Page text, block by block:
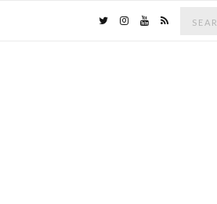
for: